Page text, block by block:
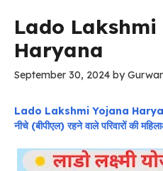
Lado Lakshmi
Haryana
September 30, 2024 by
Lado Lakshmi Yojana
नीचे (बीपीएल) रहने वाले परिवारों की